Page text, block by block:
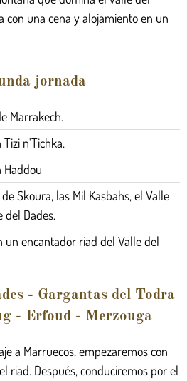
con una cena y alojamiento en un
jornada
Marrakech.
n'Tichka.
Haddou
Skoura, las Mil Kasbahs, el Valle
del Dades.
un encantador riad del Valle del
- Gargantas del Todra
- Erfoud - Merzouga
a Marruecos, empezaremos con
riad. Después, conduciremos por el